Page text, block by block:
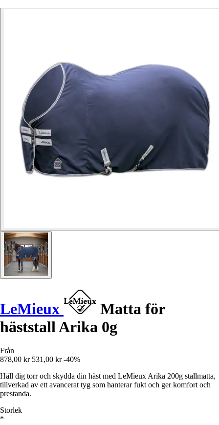
LeMieux
Matta för
häststall Arika 0g
Från
878,00 kr 531,00 kr -40%
Håll dig torr och skydda din häst med LeMieux Arika 200g stallmatta,
tillverkad av ett avancerat tyg som hanterar fukt och ger komfort och
prestanda.
Storlek
*